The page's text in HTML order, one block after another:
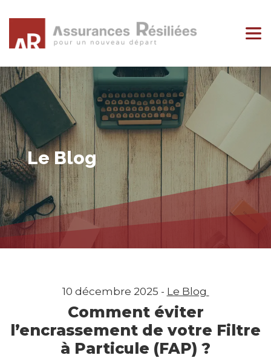
Le Blog
10 décembre 2025 - Le Blog
Comment éviter
l’encrassement de votre Filtre
à Particule (FAP) ?